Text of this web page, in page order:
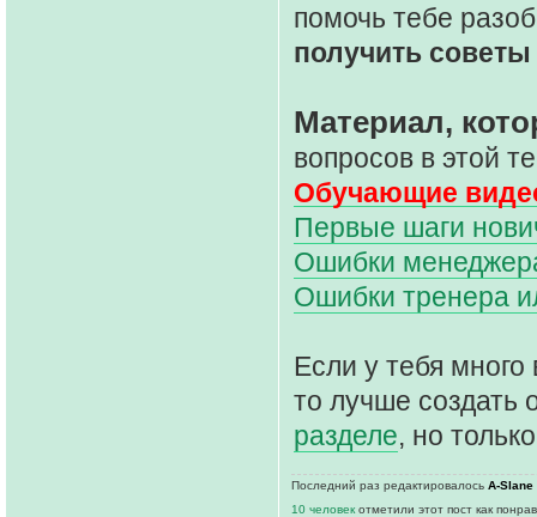
помочь тебе
получить советы
Материал,
вопросов в этой
Обучающие
Первые шаги
Ошибки
Ошибки тренера
Если у тебя много
то лучше создать
разделе, но
Последний раз редактировалось A-Slane
10 человек отметили этот пост как